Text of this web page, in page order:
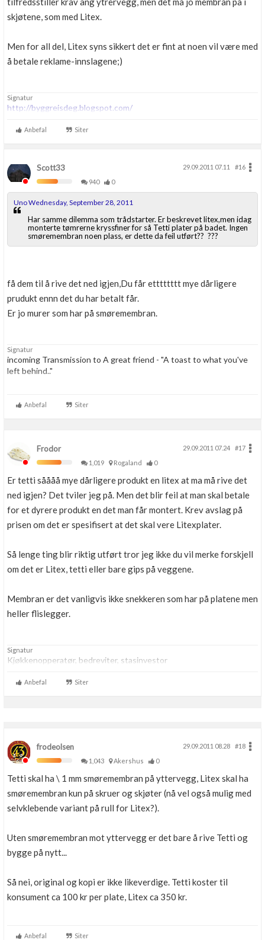
skjøtene, som med Litex.
Men for all del, Litex syns sikkert det er fint at noen vil være med
å betale reklame-innslagene;)
Signatur
http://byggreisdeg.blogspot.com/
Anbefal Siter
Scott33 29.09.2011 07.11
#16
940
0
Uno Wednesday, September 28, 2011
Har samme dilemma som trådstarter. Er beskrevet litex,men idag
monterte tømrerne kryssfiner for så Tetti plater på badet. Ingen
smøremembran noen plass, er dette da feil utført?? ???
få dem til å rive det ned igjen,Du får etttttttt mye dårligere
prudukt ennn det du har betalt får.
Er jo murer som har på smøremembran.
Signatur
incoming Transmission to A great friend - "A toast to what you've
left behind.."
alltogether, but no matter what the future holds, no matter how far
Anbefal Siter
Frodor 29.09.2011 07.24
#17
1,019
Rogaland 0
Er tetti såååå mye dårligere produkt en litex at ma må rive det
ned igjen? Det tviler jeg på. Men det blir feil at man skal betale
for et dyrere produkt en det man får montert. Krev avslag på
prisen om det er spesifisert at det skal vere Litexplater.
Så lenge ting blir riktig utført tror jeg ikke du vil merke forskjell
om det er Litex, tetti eller bare gips på veggene.
Membran er det vanligvis ikke snekkeren som har på platene men
heller flislegger.
Signatur
Kjøkkenopperatør, bedreviter, stasinvestor
Anbefal Siter
frodeolsen 29.09.2011 08.28
#18
1,043
Akershus 0
Tetti skal ha \ 1 mm smøremembran på yttervegg, Litex skal ha
smøremembran kun på skruer og skjøter (nå vel også mulig med
selvklebende variant på rull for Litex?).
Uten smøremembran mot yttervegg er det bare å rive Tetti og
bygge på nytt...
Så nei, original og kopi er ikke likeverdige. Tetti koster til
konsument ca 100 kr per plate, Litex ca 350 kr.
Anbefal Siter